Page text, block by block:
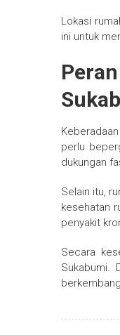
Lokasi
ini untuk
perlu
dukungan
Selain itu,
kesehatan
penyakit
Secara
Sukabumi.